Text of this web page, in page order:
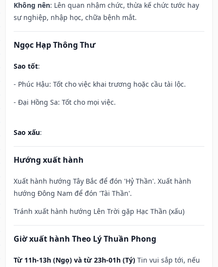
Không nên: Lên quan nhậm chức, thừa kế chức tước hay
sự nghiệp, nhập học, chữa bệnh mắt.
Ngọc Hạp Thông Thư
Sao tốt:
- Phúc Hậu: Tốt cho việc khai trương hoặc cầu tài lộc.
- Đại Hồng Sa: Tốt cho mọi việc.
Sao xấu:
Hướng xuất hành
Xuất hành hướng Tây Bắc để đón 'Hỷ Thần'. Xuất hành
hướng Đông Nam để đón 'Tài Thần'.
Tránh xuất hành hướng Lên Trời gặp Hạc Thần (xấu)
Giờ xuất hành Theo Lý Thuần Phong
Từ 11h-13h (Ngọ) và từ 23h-01h (Tý) Tin vui sắp tới, nếu